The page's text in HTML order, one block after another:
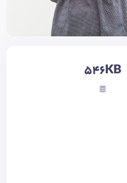
546KB